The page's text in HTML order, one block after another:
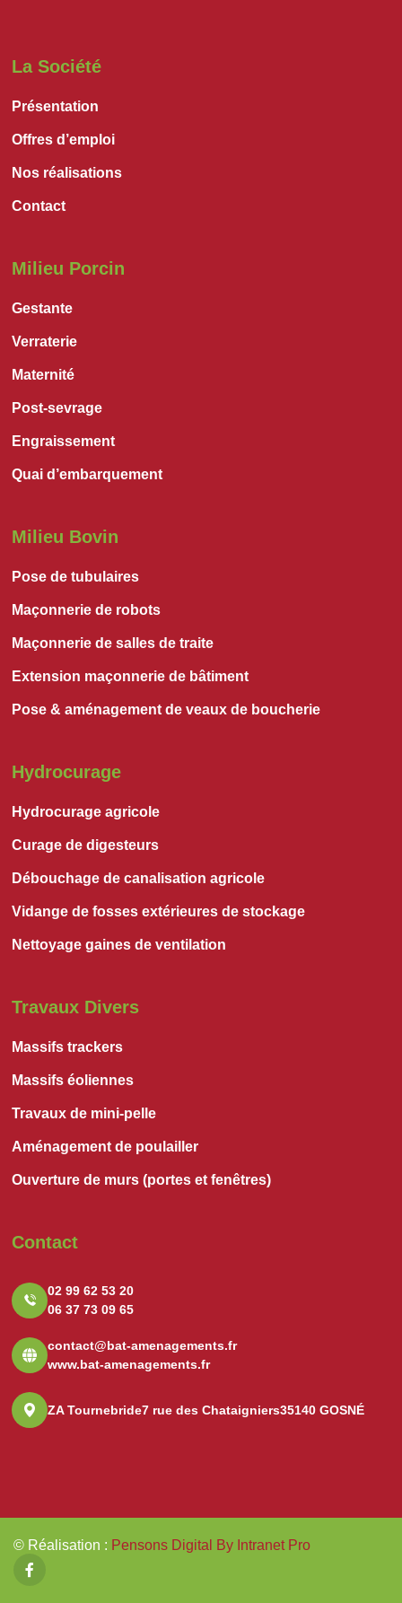
La Société
Présentation
Offres d’emploi
Nos réalisations
Contact
Milieu Porcin
Gestante
Verraterie
Maternité
Post-sevrage
Engraissement
Quai d’embarquement
Milieu Bovin
Pose de tubulaires
Maçonnerie de robots
Maçonnerie de salles de traite
Extension maçonnerie de bâtiment
Pose & aménagement de veaux de boucherie
Hydrocurage
Hydrocurage agricole
Curage de digesteurs
Débouchage de canalisation agricole
Vidange de fosses extérieures de stockage
Nettoyage gaines de ventilation
Travaux Divers
Massifs trackers
Massifs éoliennes
Travaux de mini-pelle
Aménagement de poulailler
Ouverture de murs (portes et fenêtres)
Contact
02 99 62 53 20
06 37 73 09 65
contact@bat-amenagements.fr
www.bat-amenagements.fr
ZA Tournebride7 rue des Chataigniers35140 GOSNÉ
© Réalisation : Pensons Digital By Intranet Pro